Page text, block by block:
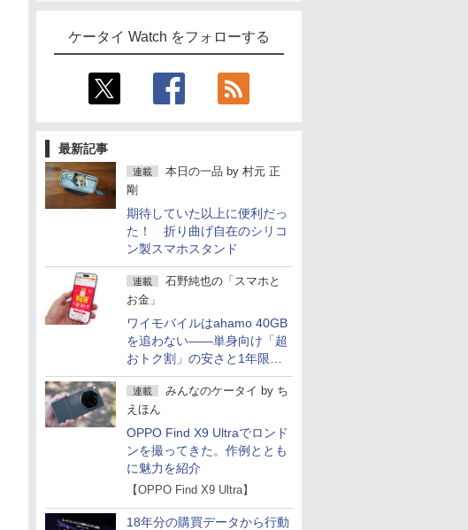
ケータイ Watch をフォローする
最新記事
連載 本日の一品 by 村元 正
剛
期待していた以上に便利だっ
た！ 折り曲げ自在のシリコ
ン製スマホスタンド
連載
石野純也の「スマホと
お金」
ワイモバイルはahamo 40GB
を追わない――単身向け「超
おトク割」の安さと1年限定
の注意点
連載 みんなのケータイ by ち
えほん
OPPO Find X9 Ultraでロンド
ンを撮ってきた。作例ととも
に魅力を紹介
【OPPO Find X9 Ultra】
18年分の購買データから行動